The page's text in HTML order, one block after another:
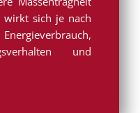
wirkt sich je nach
und